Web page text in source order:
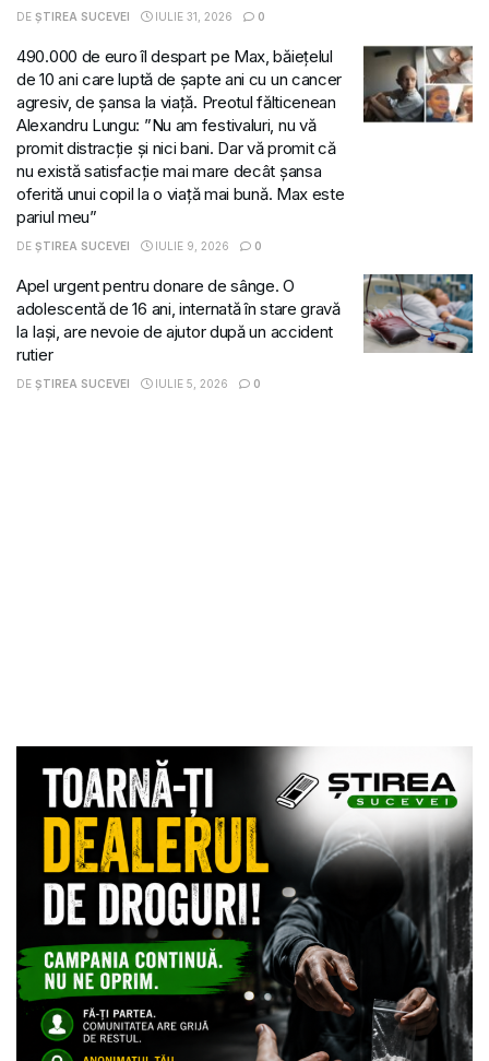
DE ȘTIREA SUCEVEI IULIE 31, 2026 0
490.000 de euro îl despart pe Max, băiețelul
de 10 ani care luptă de șapte ani cu un cancer
agresiv, de șansa la viață. Preotul fălticenean
Alexandru Lungu: ”Nu am festivaluri, nu vă
promit distracție și nici bani. Dar vă promit că
nu există satisfacție mai mare decât șansa
oferită unui copil la o viață mai bună. Max este
pariul meu”
DE ȘTIREA SUCEVEI IULIE 9, 2026 0
Apel urgent pentru donare de sânge. O
adolescentă de 16 ani, internată în stare gravă
la Iași, are nevoie de ajutor după un accident
rutier
DE ȘTIREA SUCEVEI IULIE 5, 2026 0